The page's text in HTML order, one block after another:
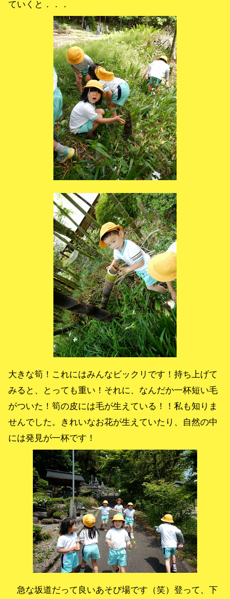
ていくと．．．
大きな筍！これにはみんなビックリです！持ち上げて
みると、とっても重い！それに、なんだか一杯短い毛
がついた！筍の皮には毛が生えている！！私も知りま
せんでした。きれいなお花が生えていたり、自然の中
には発見が一杯です！
急な坂道だって良いあそび場です（笑）登って、下